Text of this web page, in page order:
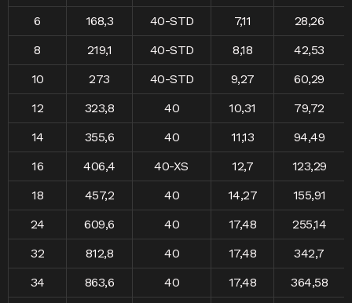
6
168,3 40-STD 7,11
28,26
8
219,1 40-STD 8,18
42,53
10
273 40-STD 9,27
60,29
12
323,8 40 10,31
79,72
14
355,6 40 11,13
94,49
16
406,4 40-XS 12,7
123,29
18
457,2 40 14,27
155,91
24
609,6 40 17,48
255,14
32
812,8 40 17,48
342,7
34
863,6 40 17,48
364,58